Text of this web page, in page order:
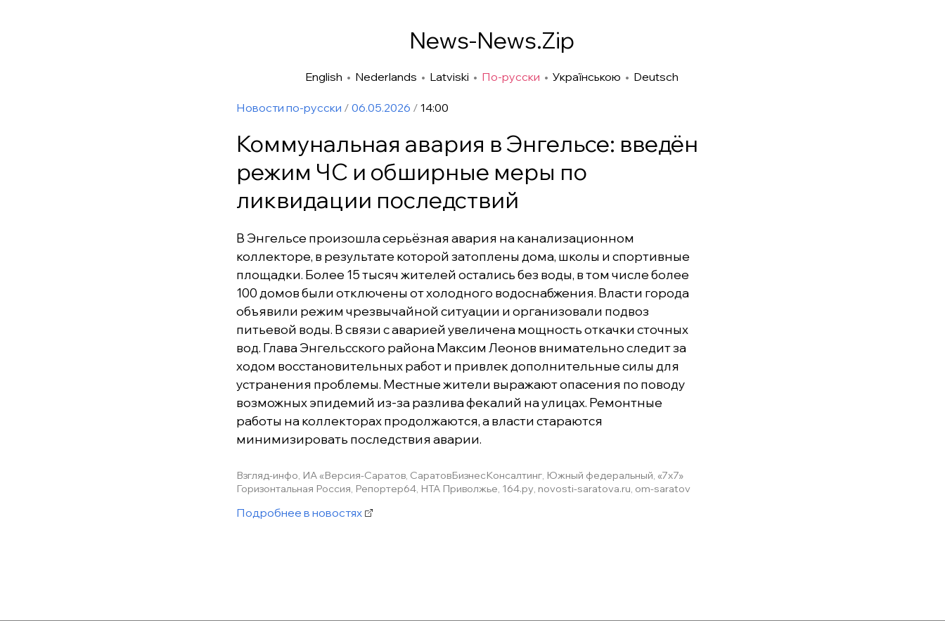
News-News.Zip
English • Nederlands • Latviski • По-русски •Українською • Deutsch
Новости по-русски / 06.05.2026 / 14:00
Коммунальная авария в Энгельсе: введён
режим ЧС и обширные меры по
ликвидации последствий
В Энгельсе произошла серьёзная авария на канализационном
коллекторе, в результате которой затоплены дома, школы и спортивные
площадки. Более 15 тысяч жителей остались без воды, в том числе более
100 домов были отключены от холодного водоснабжения. Власти города
объявили режим чрезвычайной ситуации и организовали подвоз
питьевой воды. В связи с аварией увеличена мощность откачки сточных
вод. Глава Энгельсского района Максим Леонов внимательно следит за
ходом восстановительных работ и привлек дополнительные силы для
устранения проблемы. Местные жители выражают опасения по поводу
возможных эпидемий из-за разлива фекалий на улицах. Ремонтные
работы на коллекторах продолжаются, а власти стараются
минимизировать последствия аварии.
Взгляд-инфо, ИА «Версия-Саратов, СаратовБизнесКонсалтинг, Южный федеральный, «7x7»
Горизонтальная Россия, Репортер64, НТА Приволжье, 164.ру, novosti-saratova.ru, om-saratov
Подробнее в новостях